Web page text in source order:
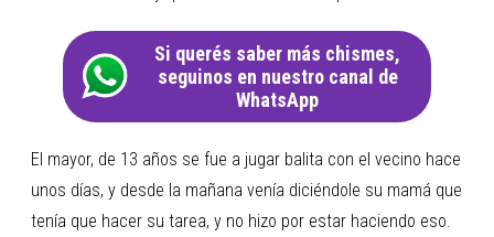
Si querés saber más chismes,
seguinos en nuestro canal de
WhatsApp
El mayor, de 13 años se fue a jugar balita con el vecino hace
unos días, y desde la mañana venía diciéndole su mamá que
tenía que hacer su tarea, y no hizo por estar haciendo eso.